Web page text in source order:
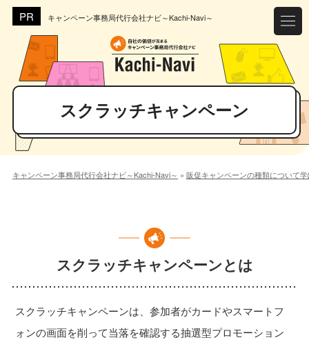
キャンペーン事務局代行会社ナビ～Kachi-Navi～
スクラッチキャンペーン
キャンペーン事務局代行会社ナビ～Kachi-Navi～ » 販促キャンペーンの種類について
スクラッチキャンペーンとは
スクラッチキャンペーンは、参加者がカードやスマートフ
ォンの画面を削って当落を確認する抽選型プロモーション